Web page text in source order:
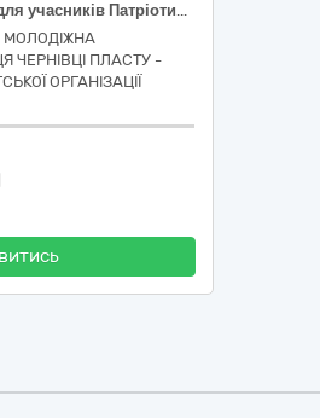
Послуга харчування для учасників Патріотичні наметові табори «Щит свободи»
МОЛОДІЖНА
ЧЕРНІВЦІ ПЛАСТУ -
ОРГАНІЗАЦІЇ